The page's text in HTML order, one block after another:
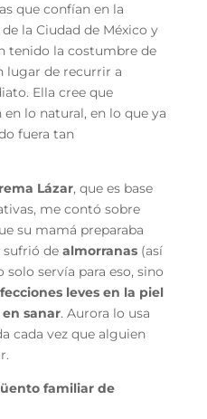
que confían en la
la Ciudad de México y
tenido la costumbre de
lugar de recurrir a
Ella cree que
lo natural, en lo que ya
fuera tan
Lázar, que es base
me contó sobre
su mamá preparaba
sufrió de almorranas(así
servía para eso, sino
leves en la piel
sanar. Aurora lo usa
cada vez que alguien
familiar de